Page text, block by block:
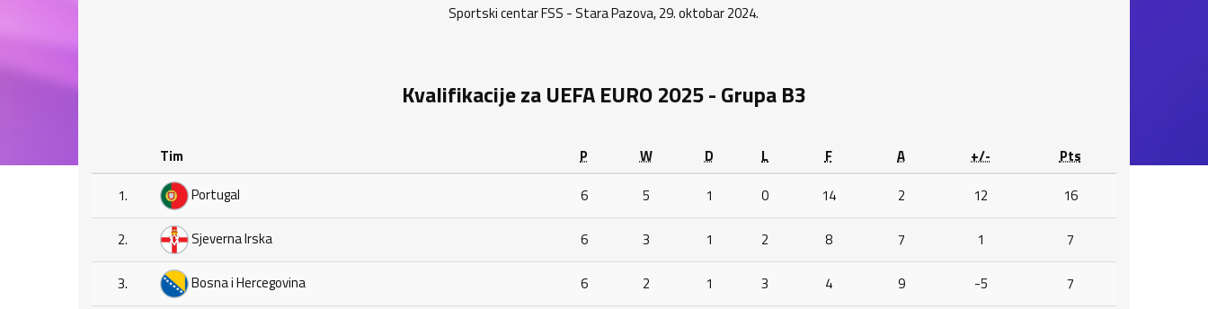
Sportski centar FSS - Stara Pazova, 29. oktobar 2024.
Kvalifikacije za UEFA EURO 2025 - Grupa B3
Tim P W D L F A +/-
Pts
1.
Portugal 6 5 1 0 14 2 12 16
2. Sjeverna Irska 6 3 1 2 8 7 1 7
3. Bosna i Hercegovina 6 2 1 3 4 9 -5 7